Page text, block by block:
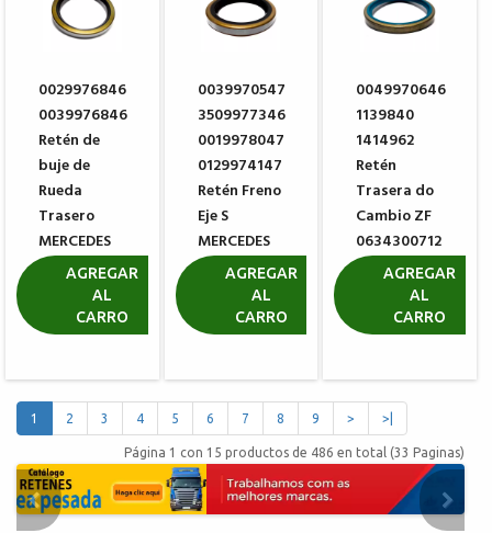
0029976846
0039976846
Retén de
buje de
Rueda
Trasero
MERCEDES
BENZ
R$ 18,41
R$ 77,46
AGREGAR
AL
CARRO
0039970547
3509977346
0019978047
0129974147
Retén Freno
Eje S
MERCEDES
BENZ
R$ 20,13
AGREGAR
AL
CARRO
0049970646
1139840
1414962
Retén
Trasera do
Cambio ZF
0634300712
R$ 51,13
AGREGAR
AL
CARRO
1 2 3 4 5 6 7 8 9 > >|
Página 1 con 15 productos de 486 en total (33 Paginas)